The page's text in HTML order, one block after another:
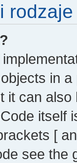
in
it can
itself
[
see